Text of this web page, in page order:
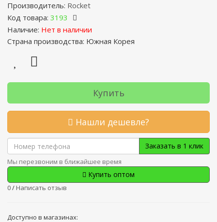
Производитель: Rocket
Код товара: 3193
Наличие: Нет в наличии
Страна производства: Южная Корея
Купить
Нашли дешевле?
Заказать в 1 клик
Мы перезвоним в ближайшее время
Купить оптом
0/ Написать отзыв
Доступно в магазинах: